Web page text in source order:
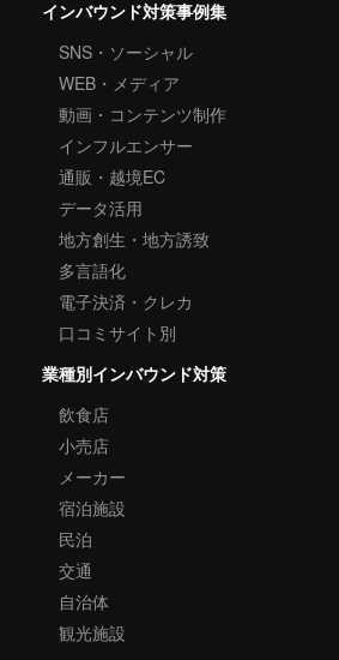
インバウンド対策事例集
SNS・ソーシャル
WEB・メディア
動画・コンテンツ制作
インフルエンサー
通販・越境EC
データ活用
地方創生・地方誘致
多言語化
電子決済・クレカ
口コミサイト別
業種別インバウンド対策
飲食店
小売店
メーカー
宿泊施設
民泊
交通
自治体
観光施設